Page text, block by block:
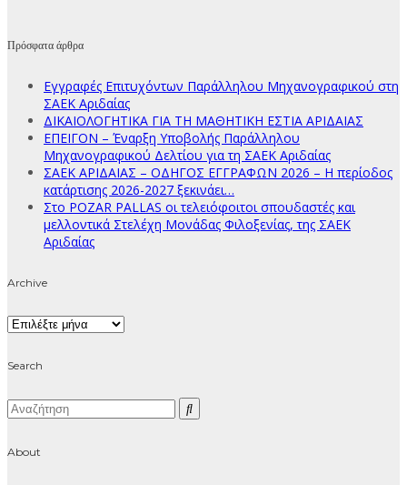
Πρόσφατα άρθρα
Εγγραφές Επιτυχόντων Παράλληλου Μηχανογραφικού στη
ΣΑΕΚ Αριδαίας
ΔΙΚΑΙΟΛΟΓΗΤΙΚΑ ΓΙΑ ΤΗ ΜΑΘΗΤΙΚΗ ΕΣΤΙΑ ΑΡΙΔΑΙΑΣ
ΕΠΕΙΓΟΝ – Έναρξη Υποβολής Παράλληλου
Μηχανογραφικού Δελτίου για τη ΣΑΕΚ Αριδαίας
ΣΑΕΚ ΑΡΙΔΑΙΑΣ – ΟΔΗΓΟΣ ΕΓΓΡΑΦΩΝ 2026 – Η περίοδος
κατάρτισης 2026-2027 ξεκινάει…
Στο POZAR PALLAS οι τελειόφοιτοι σπουδαστές και
μελλοντικά Στελέχη Μονάδας Φιλοξενίας, της ΣΑΕΚ
Αριδαίας
Archive
Archive
Search
About